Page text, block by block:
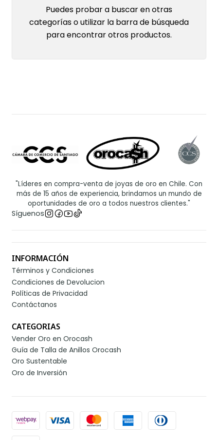
Puedes probar a buscar en otras
categorías o utilizar la barra de búsqueda
para encontrar otros productos.
"Líderes en compra-venta de joyas de oro en Chile. Con
más de 15 años de experiencia, brindamos un mundo de
oportunidades de oro a todos nuestros clientes."
Síguenos
INFORMACIÓN
Términos y Condiciones
Condiciones de Devolucion
Políticas de Privacidad
Contáctanos
CATEGORIAS
Vender Oro en Orocash
Guía de Talla de Anillos Orocash
Oro Sustentable
Oro de Inversión